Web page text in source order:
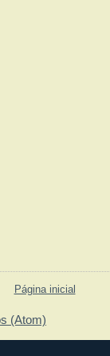
Página inicial
(Atom)